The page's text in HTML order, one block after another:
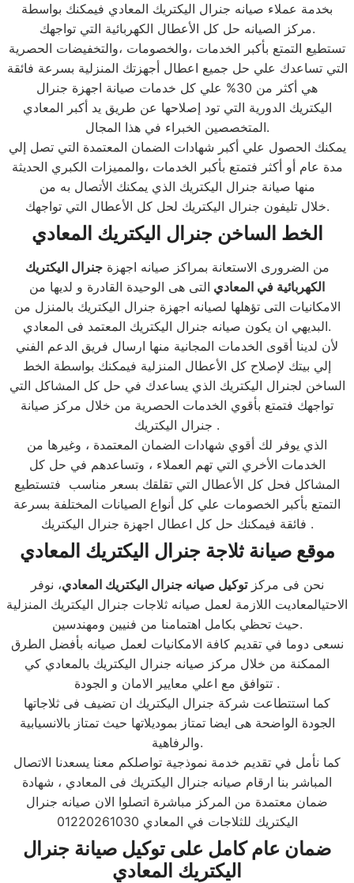
بخدمة عملاء صيانه جنرال اليكتريك المعادي فيمكنك بواسطة
مركز الصيانه حل كل الأعطال الكهربائية التي تواجهك.
تستطيع التمتع بأكبر الخدمات ،والخصومات ،والتخفيضات الحصرية
التي تساعدك علي حل جميع اعطال أجهزتك المنزلية بسرعة فائقة
هي أكثر من 30% علي كل خدمات صيانة اجهزة جنرال
اليكتريك الدورية التي تود إصلاحها عن طريق يد أكبر المعادي
المتخصصين الخبراء في هذا المجال.
يمكنك الحصول علي أكبر شهادات الضمان المعتمدة التي تصل إلي
مدة عام أو أكثر فتمتع بأكبر الخدمات ،والمميزات الكبري الحديثة
منها صيانة جنرال اليكتريك الذي يمكنك الأتصال به من
خلال تليفون جنرال اليكتريك لحل كل الأعطال التي تواجهك.
الخط الساخن جنرال اليكتريك المعادي
من الضرورى الاستعانة بمراكز صيانه اجهزةجنرال اليكتريك
الكهربائية في المعادي التى هى الوحيدة القادرة و لديها من
الامكانيات التى تؤهلها لصيانه اجهزة جنرال اليكتريك بالمنزل من
البديهي ان يكون صيانه جنرال اليكتريك المعتمد فى المعادي.
لأن لدينا أقوى الخدمات المجانية منها ارسال فريق الدعم الفني
إلي بيتك لإصلاح كل الأعطال المنزلية فيمكنك بواسطة الخط
الساخن لجنرال اليكتريك الذي يساعدك في حل كل المشاكل التي
تواجهك فتمتع بأقوي الخدمات الحصرية من خلال مركز صيانة
جنرال اليكتريك .
الذي يوفر لك أقوي شهادات الضمان المعتمدة ، وغيرها من
الخدمات الأخري التي تهم العملاء ، وتساعدهم في حل كل
المشاكل فحل كل الأعطال التي تقلقك بسعر مناسب فتستطيع
التمتع بأكبر الخصومات علي كل أنواع الصيانات المختلفة بسرعة
فائقة فيمكنك حل كل اعطال اجهزة جنرال اليكتريك .
موقع صيانة ثلاجة جنرال اليكتريك المعادي
نحن فى مركزتوكيل صيانه جنرال اليكتريك المعادي، نوفر
الاحتيالمعاديت اللازمة لعمل صيانه ثلاجات جنرال اليكتريك المنزلية
حيث تحظي بكامل اهتمامنا من فنيين ومهندسين.
نسعى دوما في تقديم كافة الامكانيات لعمل صيانه بأفضل الطرق
الممكنة من خلال مركز صيانه جنرال اليكتريك بالمعادي كي
تتوافق مع اعلي معايير الامان و الجودة .
كما استتطاعت شركة جنرال اليكتريك ان تضيف فى ثلاجاتها
الجودة الواضحة هى ايضا تمتاز بموديلاتها حيث تمتاز بالانسيابية
والرفاهية.
كما نأمل في تقديم خدمة نموذجية تواصلكم معنا يسعدنا الاتصال
المباشر بنا ارقام صيانه جنرال اليكتريك فى المعادي ، شهادة
ضمان معتمدة من المركز مباشرة اتصلوا الان صيانه جنرال
اليكتريك للثلاجات في المعادي 01220261030
ضمان عام كامل على توكيل صيانة جنرال
اليكتريك المعادي